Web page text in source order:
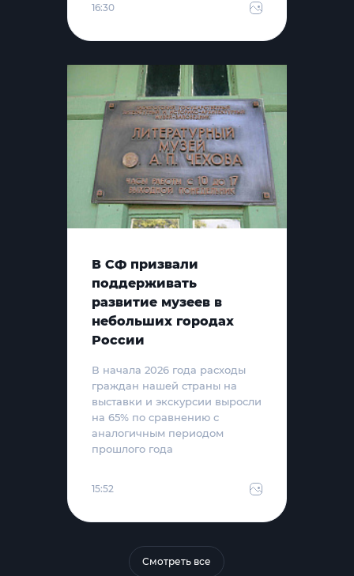
16:30
В СФ призвали
поддерживать
развитие музеев в
небольших городах
России
В начала 2026 года расходы
граждан нашей страны на
выставки и экскурсии выросли
на 65% по сравнению с
аналогичным периодом
прошлого года
15:52
Смотреть все